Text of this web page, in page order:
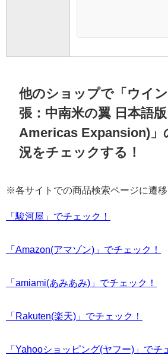
他のショップで「ウイ
張：中南米の翼 日本語
Americas Expansion)」
況をチェックする！
※各サイトでの商品検索ページに遷移
「駿河屋」でチェック！
「Amazon(アマゾン)」でチェック！
「amiami(あみあみ)」でチェック！
「Rakuten(楽天)」でチェック！
「Yahooショッピング(ヤフー)」でチ